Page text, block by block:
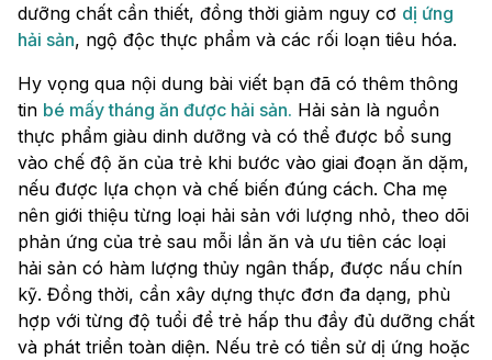
dưỡng chất cần thiết, đồng thời giảm nguy cơ dị ứng
hải sản, ngộ độc thực phẩm và các rối loạn tiêu hóa.
Hy vọng qua nội dung bài viết bạn đã có thêm thông
tin bé mấy tháng ăn được hải sản. Hải sản là nguồn
thực phẩm giàu dinh dưỡng và có thể được bổ sung
vào chế độ ăn của trẻ khi bước vào giai đoạn ăn dặm,
nếu được lựa chọn và chế biến đúng cách. Cha mẹ
nên giới thiệu từng loại hải sản với lượng nhỏ, theo dõi
phản ứng của trẻ sau mỗi lần ăn và ưu tiên các loại
hải sản có hàm lượng thủy ngân thấp, được nấu chín
kỹ. Đồng thời, cần xây dựng thực đơn đa dạng, phù
hợp với từng độ tuổi để trẻ hấp thu đầy đủ dưỡng chất
và phát triển toàn diện. Nếu trẻ có tiền sử dị ứng hoặc